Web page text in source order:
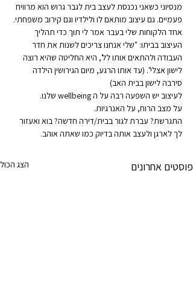
מנסיוני כשאני נכנסת לעצב בית לגבר גרוש הוא מרוויח
פעמיים. גם עיצוב מותאם לו ולילדיו וגם קירוב משפחתי.
אחד הלקוחות שלי בעבר אמר לי תוך כדי תהליך
העיצוב בביתו: "שלי אנחנו צריכים לשנות את חדר
העבודה ולהתאים אותו לל', היא החליטה שהיא רוצה
לישון אצלי". (עד אותו הרגע, מיום הגירושין הילדה
סירבה לישון בבית האב)
לעיצוב יש השפעה רבה על ה wellbeing שלנו.
על מצב הרוח, על האנרגיות.
התגרשת? עברת לגור בבית/דירה חדשה? בוא ואעזור
לך לארגן ולעצב אותה בדיוק כמו שאתה אוהב.
פוסטים אחרונים הצג הכול